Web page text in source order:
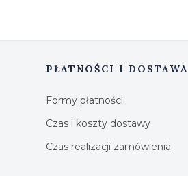
PŁATNOŚCI I DOSTAWA
Formy płatności
Czas i koszty dostawy
Czas realizacji zamówienia